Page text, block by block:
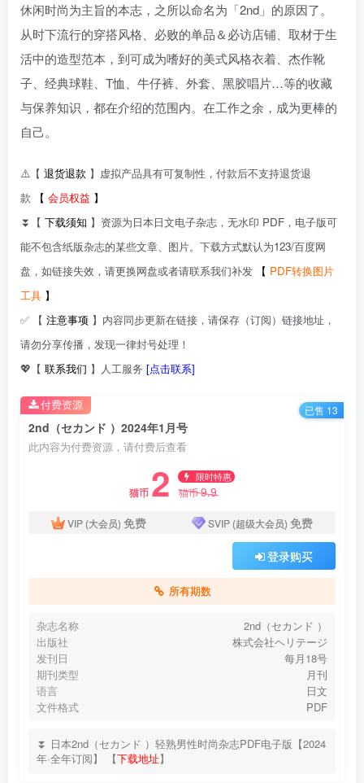
休闲时尚为主旨的本志，之所以命名为「2nd」的原因了。
从时下流行的穿搭风格、必败的单品＆必访店铺、取材于生
活中的造型范本，到可成为嗜好的美式风格衣着、杰作靴
子、经典球鞋、T恤、牛仔裤、外套、黑胶唱片…等的收藏
与保养知识，都在介绍的范围内。在工作之余，成为更棒的
自己。
⚠️【 退货退款 】虚拟产品具有可复制性，付款后不支持退货退
款
【 会员权益 】
⏬【 下载须知 】资源为日本日文电子杂志，无水印 PDF，电子版可
能不包含纸版杂志的某些文章、图片。下载方式默认为123/百度网
盘，如链接失效，请更换网盘或者请联系我们补发
【 PDF转换图片
工具 】
✅ 【 注意事项 】内容同步更新在链接，请保存（订阅）链接地址，
请勿分享传播，发现一律封号处理！
💖【 联系我们 】人工服务 [点击联系]
2nd（セカンド ）2024年1月号
此内容为付费资源，请付费后查看
猫币 2 限时特惠
猫币9.9
VIP (大会员) 免费 SVIP (超级大会员) 免费
登录购买
所有期数
杂志名称
2nd（セカンド ）
出版社
株式会社ヘリテージ
发刊日
每月18号
期刊类型
月刊
语言
日文
文件格式
PDF
⏬ 日本2nd（セカンド ）轻熟男性时尚杂志PDF电子版【2024
年·全年订阅】 【下载地址】
付费资源 已售 13